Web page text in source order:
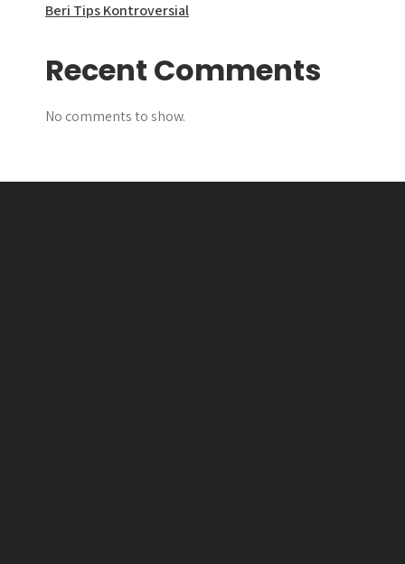
Beri Tips Kontroversial
Recent Comments
No comments to show.